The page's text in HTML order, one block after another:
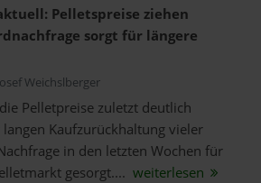
Pelletspreise ziehen
sorgt für längere
Weichslberger
Pelletpreise zuletzt deutlich
langen Kaufzurückhaltung vieler
in den letzten Wochen für
gesorgt.... weiterlesen